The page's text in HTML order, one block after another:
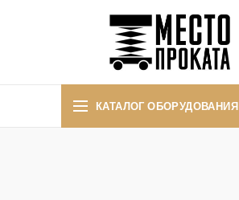
КАТАЛОГ ОБОРУДОВАНИЯ